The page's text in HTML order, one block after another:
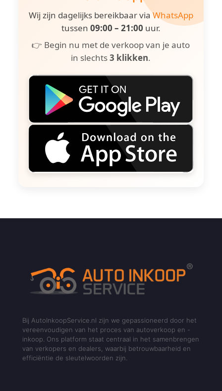
Wij zijn dagelijks bereikbaar viaWhatsApp
tussen 09:00 – 21:00 uur.
👉 Begin nu met de verkoop van je auto
in slechts3 klikken.
Bij AutoInkoopService.nl zijn we gepassioneerd door het
vereenvoudigen van het proces van autoverkoop en -
inkoop. Ons platform staat centraal in het samenbrengen
van verkopers en dealers, waarbij betrouwbaarheid en
efficiëntie de sleutelwoorden zijn.